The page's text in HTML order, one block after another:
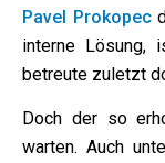
Pavel Prokopec
interne Lösung,
betreute zuletzt
Doch der so
warten. Auch